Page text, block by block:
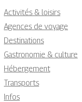
Activités & loisirs
Agences de voyage
Destinations
Gastronomie & culture
Hébergement
Transports
Infos